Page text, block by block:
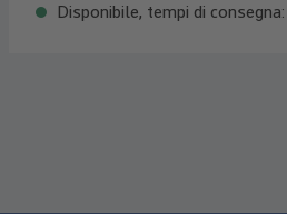
Disponibile, tempi di